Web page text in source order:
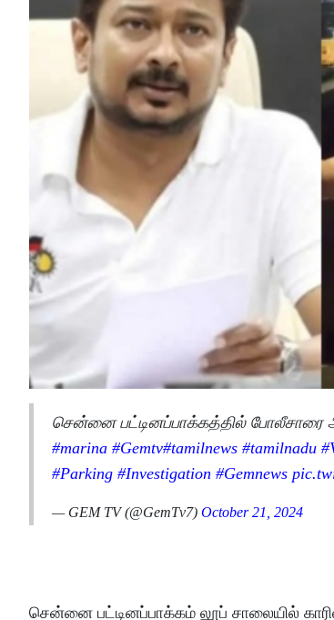
சென்னை பட்டினப்பாக்கத்தில் போலீசாரை
#marina #Gemtv#tamilnews #tamilnadu
#Parking #Investigation #Gemnews
— GEM TV (@GemTv7) October 21, 2024
சென்னை பட்டினப்பாக்கம் லூப் சாலையில்